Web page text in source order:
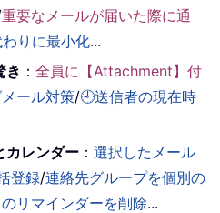
重要なメールが届いた際に通
りに最小化...
き ：全員に【Attachment】付
ール対策/🕘送信者の現在時
カレンダー ：選択したメール
登録/連絡先グループを個別の
リマインダーを削除...